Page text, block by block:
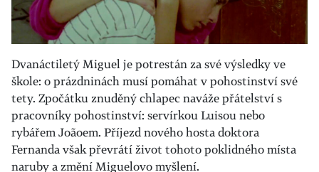
Dvanáctiletý Miguel je potrestán za své výsledky ve
škole: o prázdninách musí pomáhat v pohostinství své
tety. Zpočátku znuděný chlapec naváže přátelství s
pracovníky pohostinství: servírkou Luisou nebo
rybářem Joãoem. Příjezd nového hosta doktora
Fernanda však převrátí život tohoto poklidného místa
naruby a změní Miguelovo myšlení.